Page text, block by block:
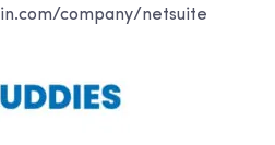
company/netsuite